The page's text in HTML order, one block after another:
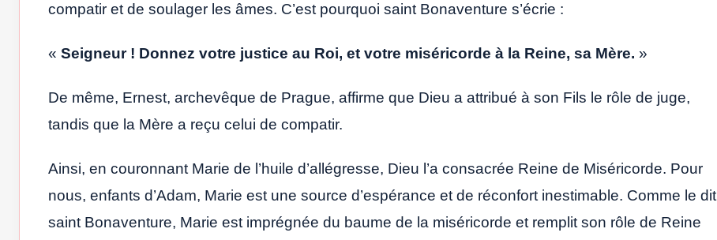
compatir et de soulager les âmes. C’est pourquoi saint Bonaventure s’écrie :
« Seigneur ! Donnez votre justice au Roi, et votre miséricorde à la Reine, sa Mère. »
De même, Ernest, archevêque de Prague, affirme que Dieu a attribué à son Fils le rôle de juge,
tandis que la Mère a reçu celui de compatir.
Ainsi, en couronnant Marie de l’huile d’allégresse, Dieu l’a consacrée Reine de Miséricorde. Pour
nous, enfants d’Adam, Marie est une source d’espérance et de réconfort inestimable. Comme le dit
saint Bonaventure, Marie est imprégnée du baume de la miséricorde et remplit son rôle de Reine